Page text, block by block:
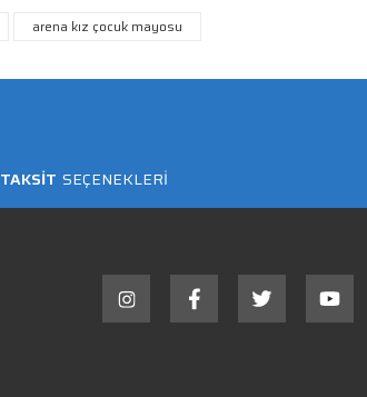
arena kız çocuk mayosu
TAKSİT SEÇENEKLERİ